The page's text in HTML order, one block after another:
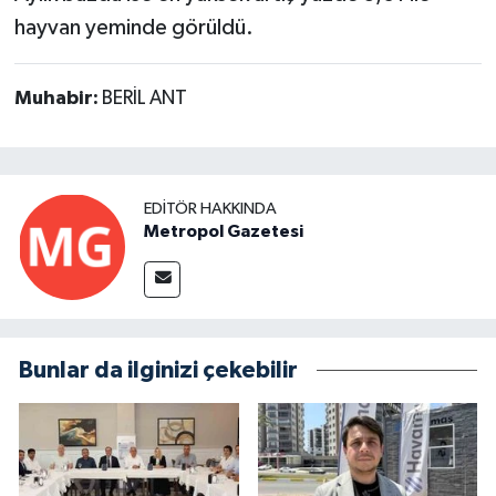
hayvan yeminde görüldü.
Muhabir: BERİL ANT
EDITÖR HAKKINDA
Metropol Gazetesi
Bunlar da ilginizi çekebilir